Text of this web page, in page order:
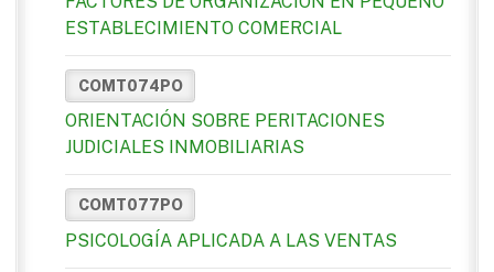
ESTABLECIMIENTO COMERCIAL
COMT074PO
ORIENTACIÓN SOBRE PERITACIONES
JUDICIALES INMOBILIARIAS
COMT077PO
PSICOLOGÍA APLICADA A LAS VENTAS